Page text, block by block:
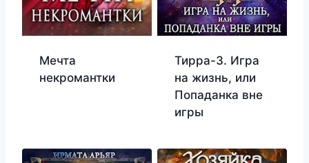
Мечта
некромантки
Тирра-3. Игра
на жизнь, или
Попаданка вне
игры